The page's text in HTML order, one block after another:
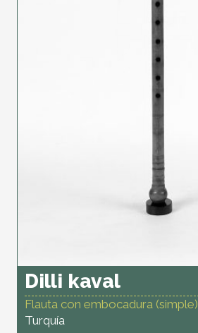
Dilli kaval
Flauta con embocadura (simple)
Turquía